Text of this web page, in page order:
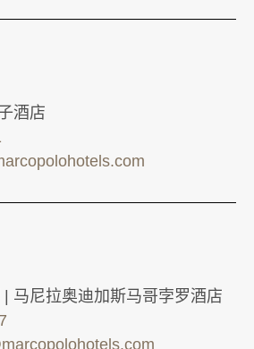
酒店
马尼拉奥迪加斯马哥孛罗酒店